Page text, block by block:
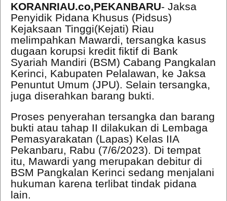
KORANRIAU.co,PEKANBARU- Jaksa
Penyidik Pidana Khusus (Pidsus)
Kejaksaan Tinggi(Kejati) Riau
melimpahkan Mawardi, tersangka kasus
dugaan korupsi kredit fiktif di Bank
Syariah Mandiri (BSM) Cabang Pangkalan
Kerinci, Kabupaten Pelalawan, ke Jaksa
Penuntut Umum (JPU). Selain tersangka,
juga diserahkan barang bukti.
Proses penyerahan tersangka dan barang
bukti atau tahap II dilakukan di Lembaga
Pemasyarakatan (Lapas) Kelas IIA
Pekanbaru, Rabu (7/6/2023). Di tempat
itu, Mawardi yang merupakan debitur di
BSM Pangkalan Kerinci sedang menjalani
hukuman karena terlibat tindak pidana
lain.